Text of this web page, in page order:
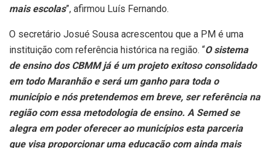
mais escolas”, afirmou Luís Fernando.
O secretário Josué Sousa acrescentou que a PM é uma
instituição com referência histórica na região. “O sistema
de ensino dos CBMM já é um projeto exitoso consolidado
em todo Maranhão e será um ganho para toda o
município e nós pretendemos em breve, ser referência na
região com essa metodologia de ensino. A Semed se
alegra em poder oferecer ao municípios esta parceria
que visa proporcionar uma educação com ainda mais